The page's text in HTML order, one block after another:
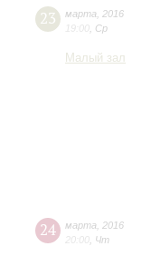
23 марта
2016
19:00 Ср
Малый зал
24 марта
2016
20:00 Чт